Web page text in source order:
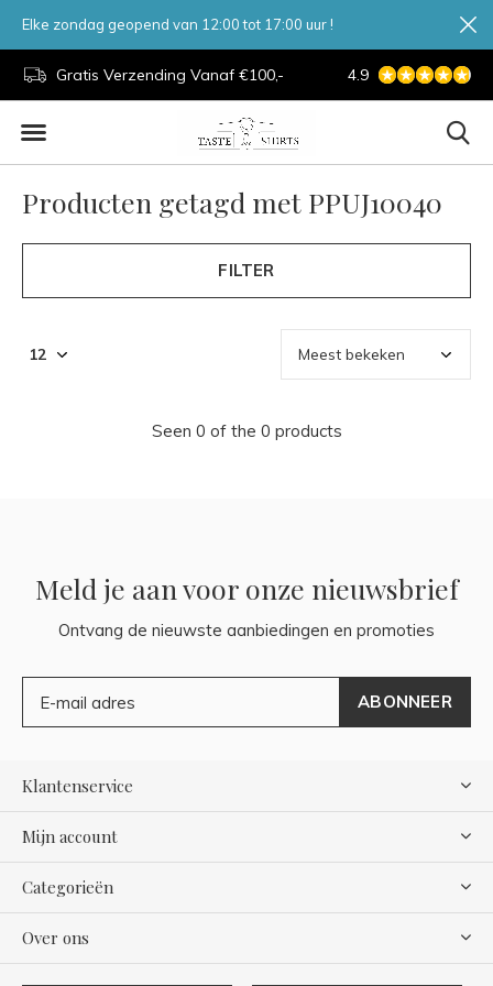
Gratis Verzending Vanaf €100,- 7 Dagen Per
4.9
Elke zondag geopend van 12:00 tot 17:00 uur !
Producten getagd met PPUJ10040
FILTER
Seen 0 of the 0 products
Meld je aan voor onze nieuwsbrief
Ontvang de nieuwste aanbiedingen en promoties
ABONNEER
Klantenservice
Mijn account
Categorieën
Over ons